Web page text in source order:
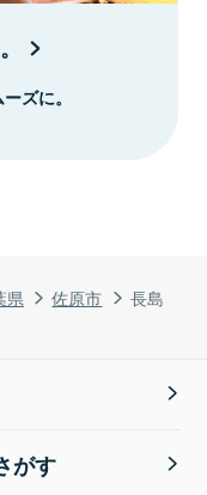
県 佐原市 長島
ズに。
がす